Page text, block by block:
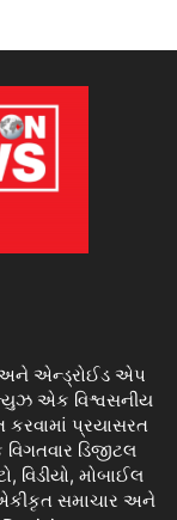
અને એન્ડ્રોઈડ એપ
એક વિશ્વસનીય
કરવામાં પ્રયાસરત
ડિજીટલ
વિડીયો, મોબાઈલ
સમાચાર અને